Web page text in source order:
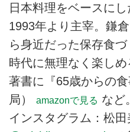
日本料理をベースに
1993年より主宰。鎌
ら身近だった保存食
時代に無理なく楽しめ
著書に『65歳からの
局）
amazonで見る など。
インスタグラム：松田